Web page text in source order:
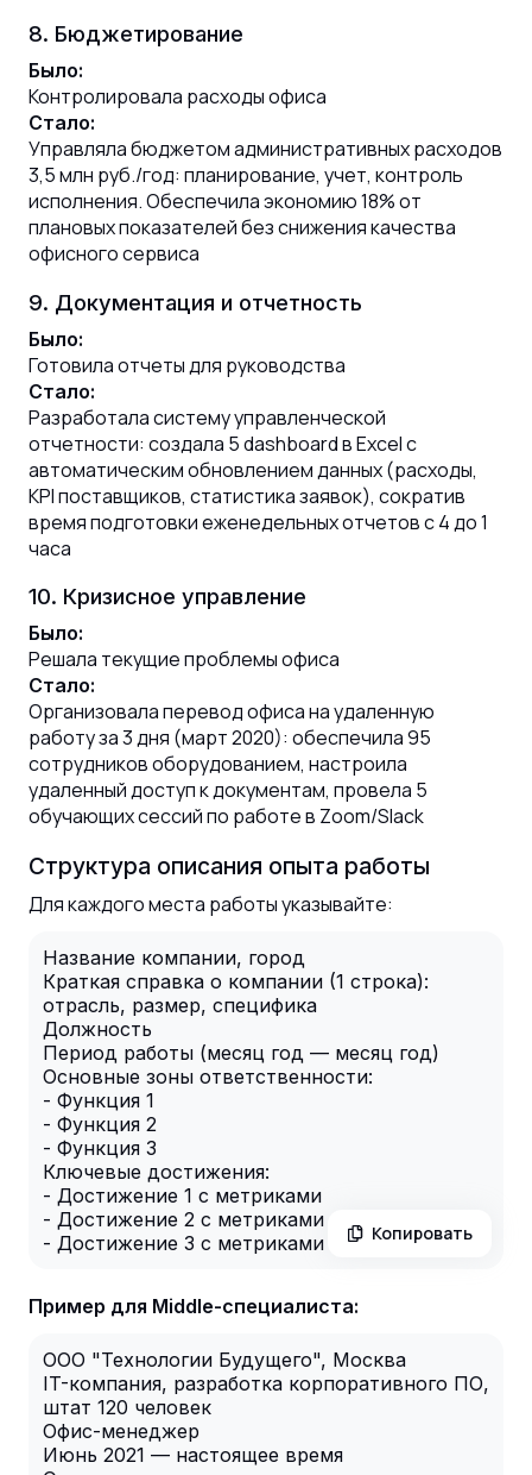
8. Бюджетирование
Было:
Контролировала расходы офиса
Стало:
Управляла бюджетом административных расходов
3,5 млн руб./год: планирование, учет, контроль
исполнения. Обеспечила экономию 18% от
плановых показателей без снижения качества
офисного сервиса
9. Документация и отчетность
Было:
Готовила отчеты для руководства
Стало:
Разработала систему управленческой
отчетности: создала 5 dashboard в Excel с
автоматическим обновлением данных (расходы,
KPI поставщиков, статистика заявок), сократив
время подготовки еженедельных отчетов с 4 до 1
часа
10. Кризисное управление
Было:
Решала текущие проблемы офиса
Стало:
Организовала перевод офиса на удаленную
работу за 3 дня (март 2020): обеспечила 95
сотрудников оборудованием, настроила
удаленный доступ к документам, провела 5
обучающих сессий по работе в Zoom/Slack
Структура описания опыта работы
Для каждого места работы указывайте:
Название компании, город
Краткая справка о компании (1 строка):
отрасль, размер, специфика
Должность
Период работы (месяц год — месяц год)
Основные зоны ответственности:
- Функция 1
- Функция 2
- Функция 3
Ключевые достижения:
- Достижение 1 с метриками
- Достижение 2 с метриками
- Достижение 3 с метриками
Копировать
Пример для Middle-специалиста:
ООО "Технологии Будущего", Москва
IT-компания, разработка корпоративного ПО,
штат 120 человек
Офис-менеджер
Июнь 2021 — настоящее время